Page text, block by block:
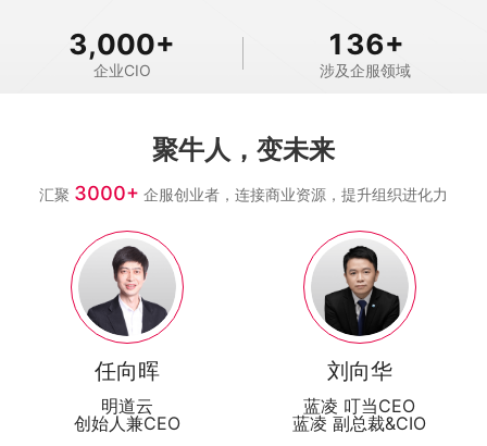
3,000+
企业CIO
136+
涉及企服领域
聚牛人，变未来
汇聚 3000+ 企服创业者，连接商业资源，提升组织进化力
任向晖
明道云
创始人兼CEO
刘向华
蓝凌 叮当CEO
蓝凌 副总裁&CIO